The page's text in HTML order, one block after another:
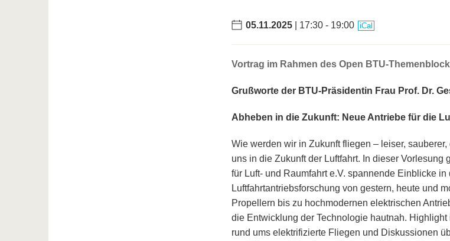
05.11.2025 | 17:30 - 19:00 iCal
Vortrag im Rahmen des Open BTU-
Grußworte der BTU-Präsidentin Frau Prof. Dr.
Abheben in die Zukunft: Neue Antriebe für die
Wie werden wir in Zukunft fliegen – leiser,
uns in die Zukunft der Luftfahrt. In dieser Vorlesung
für Luft- und Raumfahrt e.V. spannende Einblicke in
Luftfahrtantriebsforschung von gestern, heute und
Propellern bis zu hochmodernen elektrischen
die Entwicklung der Technologie hautnah.
rund ums elektrifizierte Fliegen und Diskussionen